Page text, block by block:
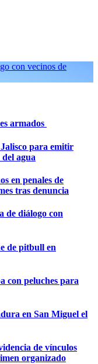
con vecinos de
armados
para emitir
agua
en penales de
tras denuncia
de diálogo con
de pitbull en
con peluches para
en San Miguel el
de vínculos
organizado